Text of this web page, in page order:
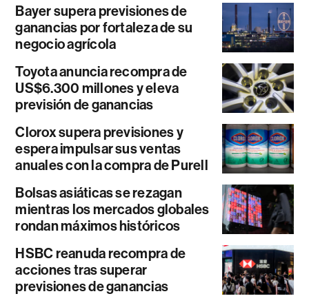
Bayer supera previsiones de
ganancias por fortaleza de su
negocio agrícola
Toyota anuncia recompra de
US$6.300 millones y eleva
previsión de ganancias
Clorox supera previsiones y
espera impulsar sus ventas
anuales con la compra de Purell
Bolsas asiáticas se rezagan
mientras los mercados globales
rondan máximos históricos
HSBC reanuda recompra de
acciones tras superar
previsiones de ganancias